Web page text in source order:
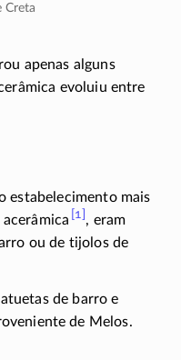
Creta
apenas alguns
evoluiu entre
estabelecimento mais
[1] , eram
ou de tijolos de
de barro e
de Melos.